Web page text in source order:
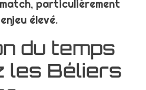
particulièrement
élevé.
du temps
les Béliers